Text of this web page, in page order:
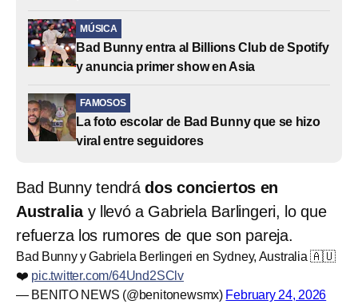
MÚSICA
Bad Bunny entra al Billions Club de Spotify
y anuncia primer show en Asia
FAMOSOS
La foto escolar de Bad Bunny que se hizo
viral entre seguidores
Bad Bunny tendrádos conciertos en
Australiay llevó a Gabriela Barlingeri, lo que
refuerza los rumores de que son pareja.
Bad Bunny y Gabriela Berlingeri en Sydney, Australia 🇦🇺
❤️ pic.twitter.com/64Und2SClv
— BENITO NEWS (@benitonewsmx) February 24, 2026